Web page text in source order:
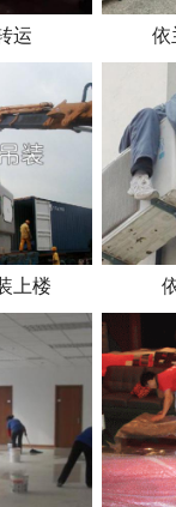
运 依
上楼